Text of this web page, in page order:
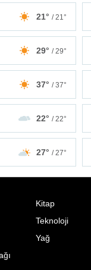
21° / 21°
29° / 29°
37° / 37°
22° / 22°
27° / 27°
Kitap
Teknoloji
Yağ